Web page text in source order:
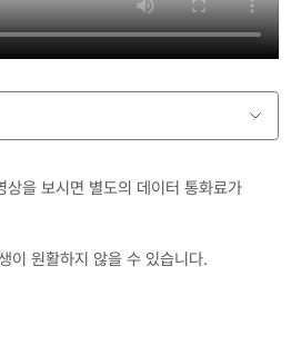
상을 보시면 별도의 데이터 통화료가
이 원활하지 않을 수 있습니다.